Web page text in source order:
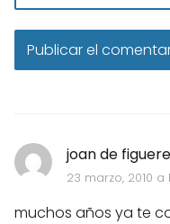
joan de
23 marzo, 2010 a
muchos años ya te